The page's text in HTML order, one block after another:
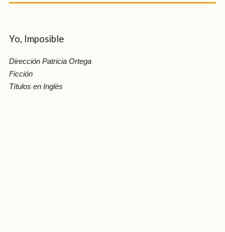
Yo, Imposible
Dirección Patricia Ortega
Ficción
Títulos en Inglés